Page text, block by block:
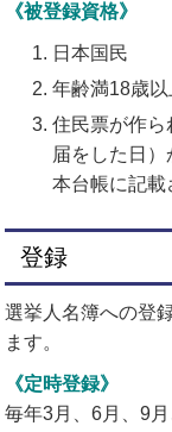
《被登録資格》
日本国民
年齢満18歳以
住民票が作ら
届をした日
本台帳に記載
登録
選挙人名簿への登
ます。
《定時登録》
毎年3月、6月、9